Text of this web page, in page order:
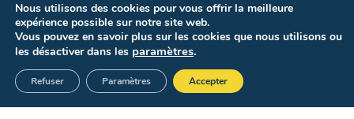
Mentions légales
Conditions d’utilisation
Gouvernance
Paramètres des cookies
Nous utilisons des cookies pour vous offrir la meilleure
expérience possible sur notre site web.
Vous pouvez en savoir plus sur les cookies que nous utilisons ou
les désactiver dans les paramètres.
Accepter
Refuser Paramètres